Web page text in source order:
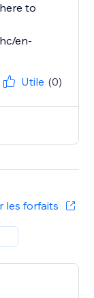
to
en-
Utile (0)
les forfaits